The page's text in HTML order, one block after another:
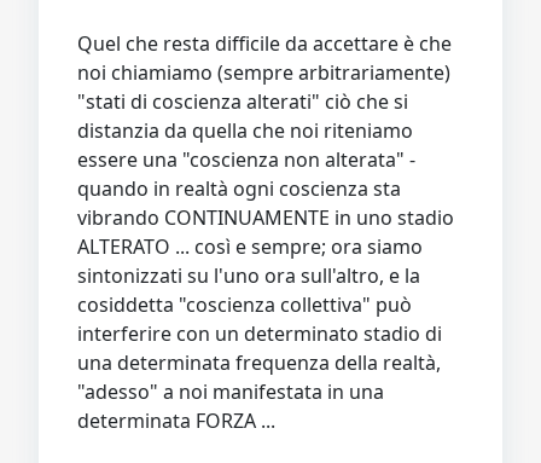
Quel che resta difficile da accettare è che
noi chiamiamo (sempre arbitrariamente)
"stati di coscienza alterati" ciò che si
distanzia da quella che noi riteniamo
essere una "coscienza non alterata" -
quando in realtà ogni coscienza sta
vibrando CONTINUAMENTE in uno stadio
ALTERATO ... così e sempre; ora siamo
sintonizzati su l'uno ora sull'altro, e la
cosiddetta "coscienza collettiva" può
interferire con un determinato stadio di
una determinata frequenza della realtà,
"adesso" a noi manifestata in una
determinata FORZA ...